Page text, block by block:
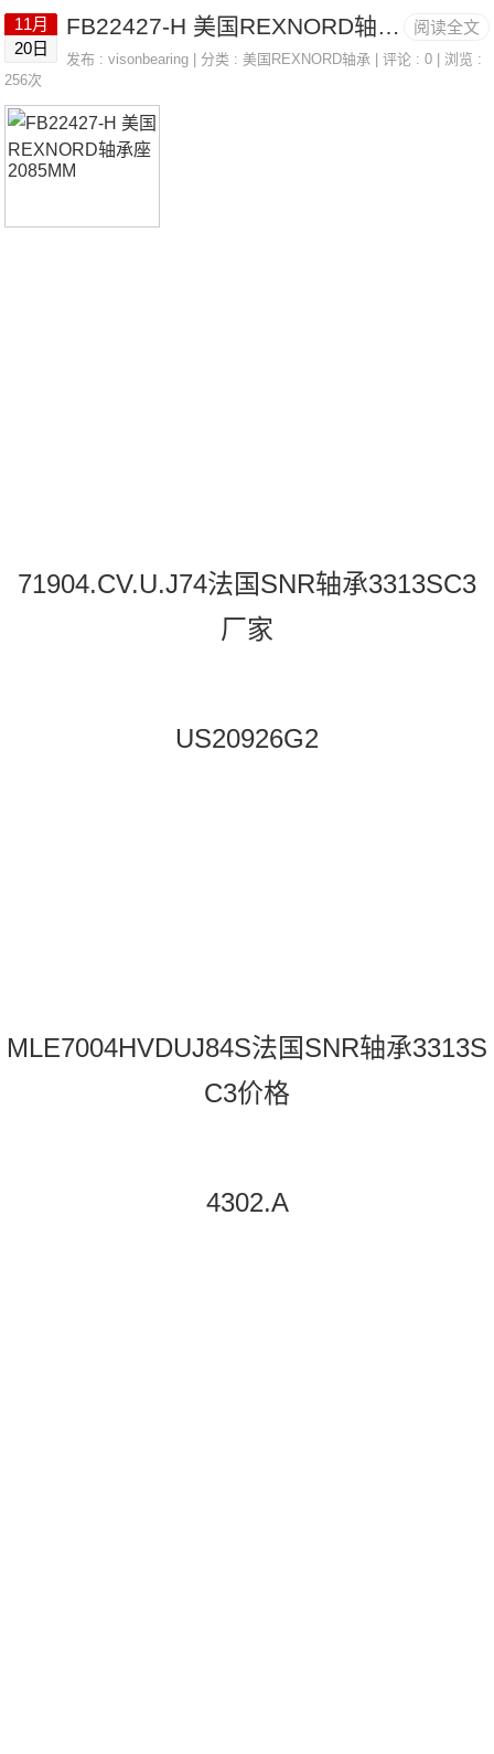
C3价格71913CVUJ74SESPA.203.CC法国SNR轴承3313SC3
参数3313SC3价格,3313SC3采购 热销型号推荐：3313SC
3，FB22427-H RK6-37E1Z，P4BE215-SRB-SRE热销品牌
推荐：1R33X37X13C-UCP211D13313SC33313SC3价格,3
阅读全文
11月
20日
FB22427-H 美国REXNORD轴承座 2085MM
发布 :visonbearing | 分类 :美国REXNORD轴承 | 评论 : 0 | 浏览 :
256次
71904.CV.U.J74法国SNR轴承3313SC3
厂家
US20926G2
MLE7004HVDUJ84S法国SNR轴承3313S
C3价格
4302.A